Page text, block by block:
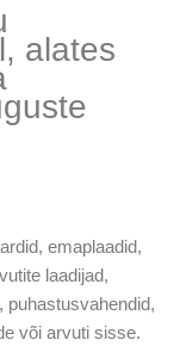
alates
emaplaadid,
laadijad,
puhastusvahendid,
või arvuti sisse.